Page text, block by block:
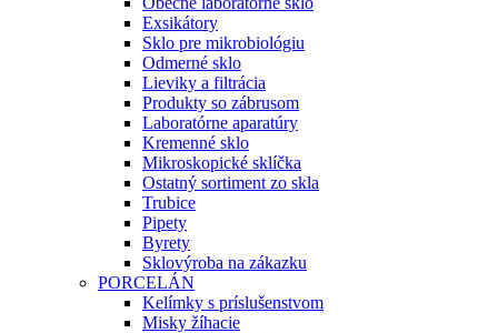
Exsikátory
Sklo pre mikrobiológiu
Odmerné sklo
Lieviky a filtrácia
Produkty so zábrusom
Laboratórne aparatúry
Kremenné sklo
Mikroskopické sklíčka
Ostatný sortiment zo skla
Trubice
Pipety
Byrety
Sklovýroba na zákazku
PORCELÁN
Kelímky s príslušenstvom
Misky žíhacie